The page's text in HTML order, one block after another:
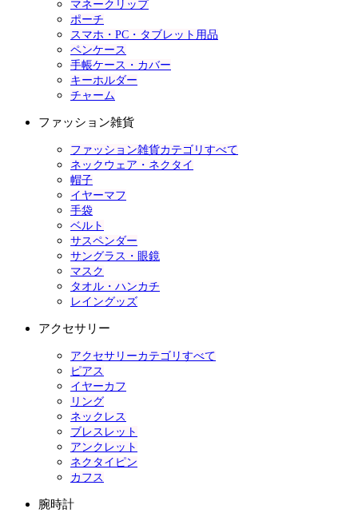
マネークリップ
ポーチ
スマホ・PC・タブレット用品
ペンケース
手帳ケース・カバー
キーホルダー
チャーム
ファッション雑貨
ファッション雑貨カテゴリすべて
ネックウェア・ネクタイ
帽子
イヤーマフ
手袋
ベルト
サスペンダー
サングラス・眼鏡
マスク
タオル・ハンカチ
レイングッズ
アクセサリー
アクセサリーカテゴリすべて
ピアス
イヤーカフ
リング
ネックレス
ブレスレット
アンクレット
ネクタイピン
カフス
腕時計